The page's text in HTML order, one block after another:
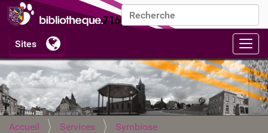
Chercher par
Recherche avancée…
Accueil Services
Symbiose